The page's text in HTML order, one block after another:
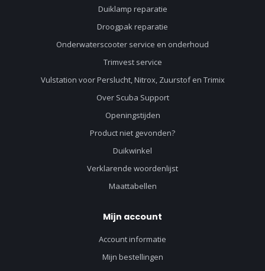
Duiklamp reparatie
Droogpak reparatie
Onderwaterscooter service en onderhoud
Trimvest service
Vulstation voor Perslucht, Nitrox, Zuurstof en Trimix
Over Scuba Support
Openingstijden
Product niet gevonden?
Duikwinkel
Verklarende woordenlijst
Maattabellen
Mijn account
Account informatie
Mijn bestellingen